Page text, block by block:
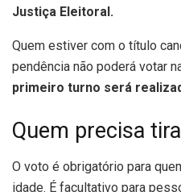
Justiça Eleitoral.
Quem estiver com o título
pendência não poderá votar
primeiro turno será
Quem precisa
O voto é obrigatório para
idade. É facultativo para